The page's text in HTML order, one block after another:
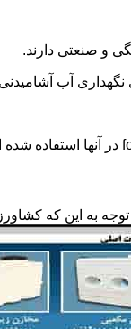
و صنعتی دارند.
نگهداری آب
توجه به این که